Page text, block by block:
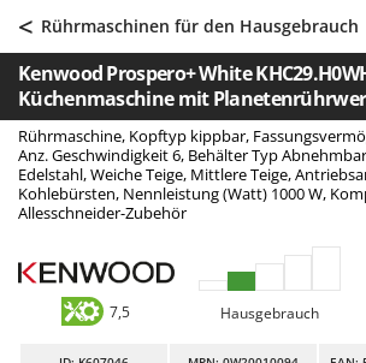
Abfüllgeräte
Akku Gartenscheren
Akku Gras- und Strauchscheren
Akku-Stichsägen
Allzwecktransporter -
Alu-Teleskopleitern
Arbeitsschutzkleidung
Aschesauger
AgriEuro Premium
AgriEuro TOP-LINE
AGT
Aima
Airmec
AL-KO
Alce
Alpina
< Rührmaschinen für den Hausgebrauch
Kenwood Prospero+ White
Küchenmaschine mit
Rührmaschine, Kopftyp kippbar,
Anz. Geschwindigkeit 6, Behälter Typ
Edelstahl, Weiche Teige, Mittlere Teige,
Kohlebürsten, Nennleistung (Watt) 1000 W,
Allesschneider-Zubehör
7,5 Hausgebrauch